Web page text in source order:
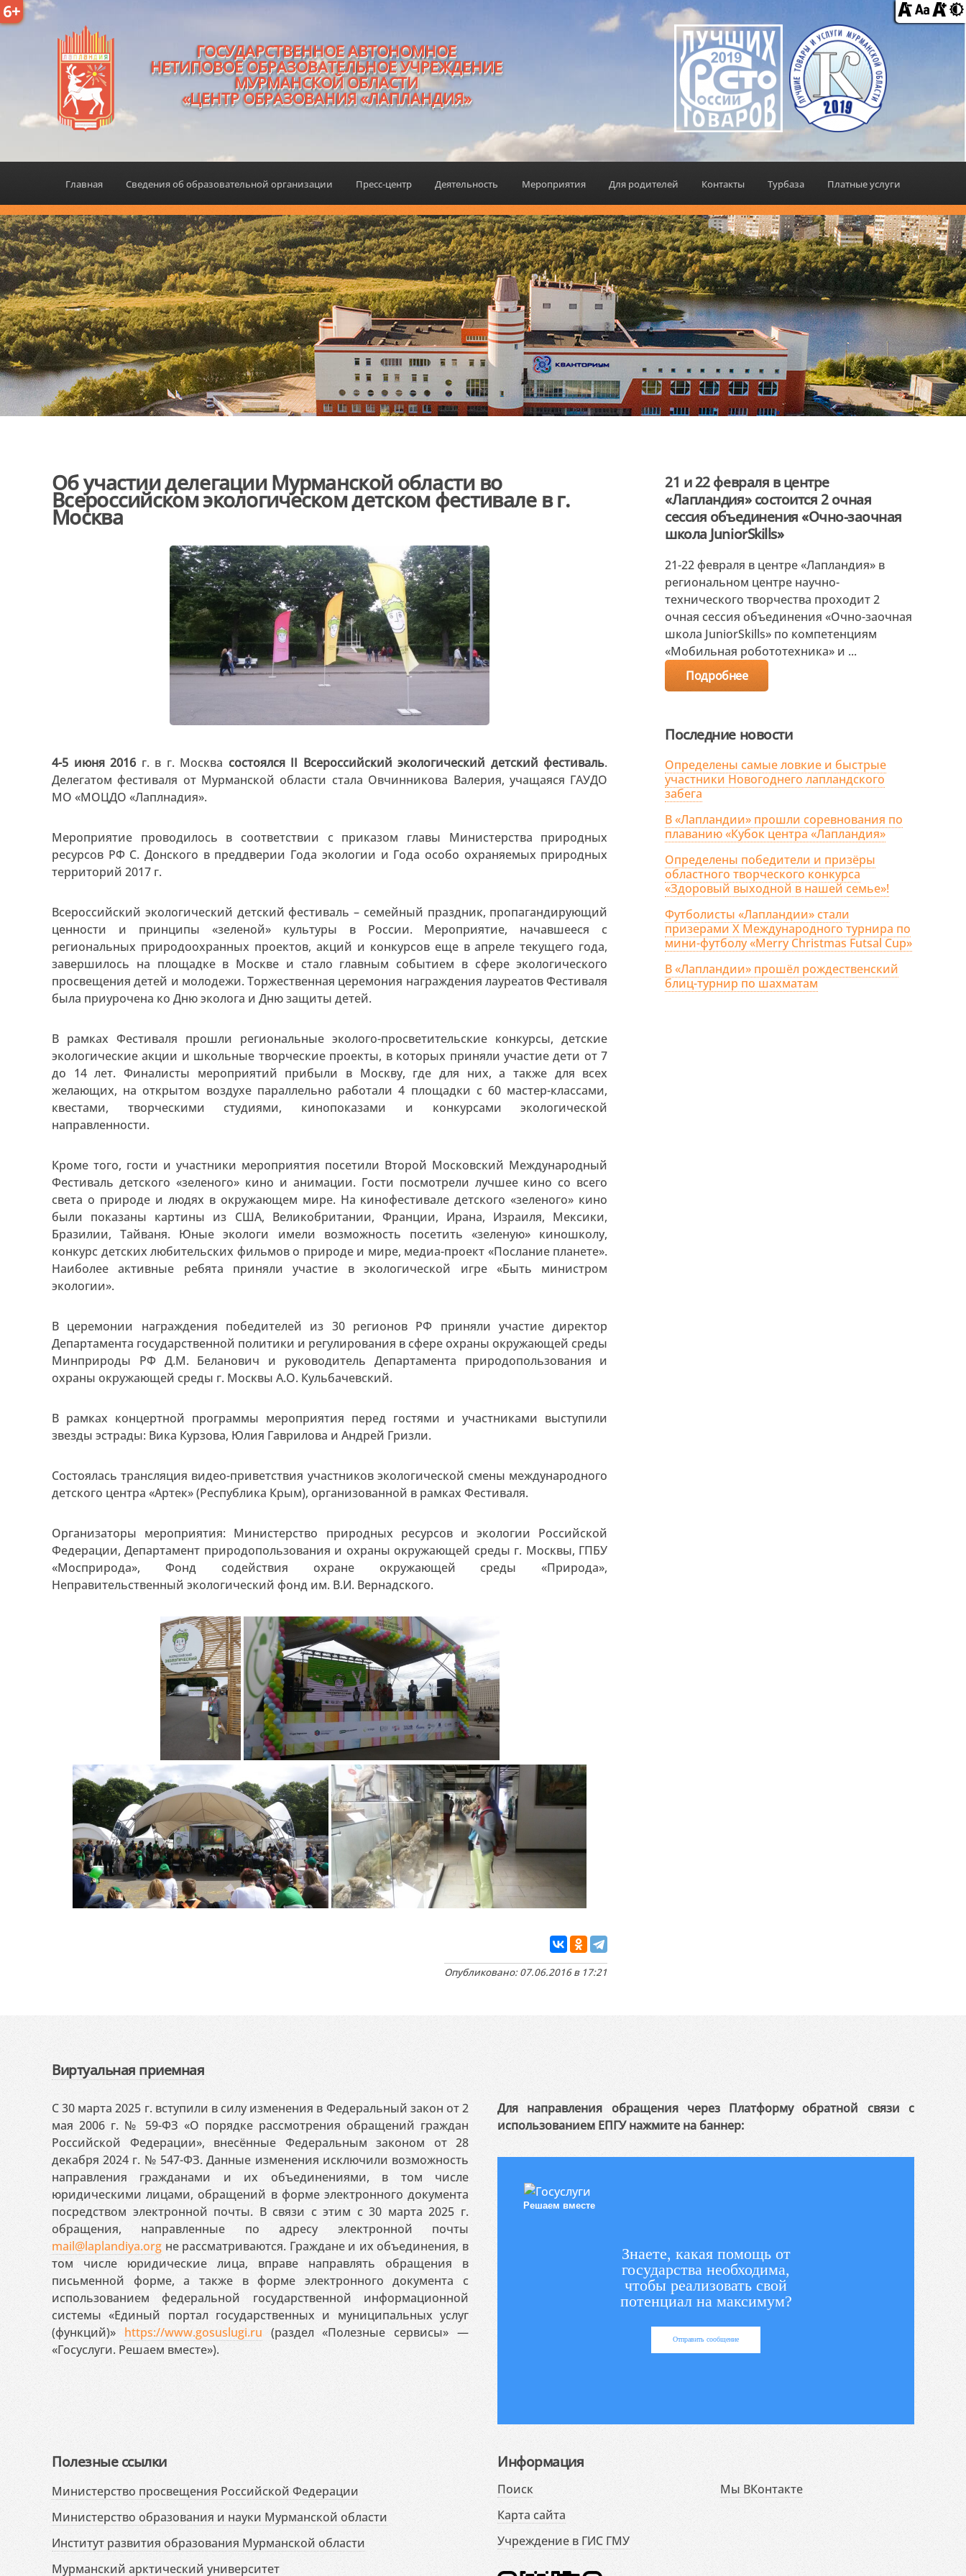
6+
ГОСУДАРСТВЕННОЕ АВТОНОМНОЕ
НЕТИПОВОЕ ОБРАЗОВАТЕЛЬНОЕ УЧРЕЖДЕНИЕ
МУРМАНСКОЙ ОБЛАСТИ
«ЦЕНТР ОБРАЗОВАНИЯ «ЛАПЛАНДИЯ»
Главная Сведения об образовательной организации Пресс-центр Деятельность Мероприятия Для родителей Контакты Турбаза Платные услуги
Об участии делегации Мурманской области во
Всероссийском экологическом детском фестивале в г.
Москва
4-5 июня 2016 г. в г. Москва состоялся II Всероссийский экологический детский фестиваль.
Делегатом фестиваля от Мурманской области стала Овчинникова Валерия, учащаяся ГАУДО
МО «МОЦДО «Лаплнадия».
Мероприятие проводилось в соответствии с приказом главы Министерства природных
ресурсов РФ С. Донского в преддверии Года экологии и Года особо охраняемых природных
территорий 2017 г.
Всероссийский экологический детский фестиваль – семейный праздник, пропагандирующий
ценности и принципы «зеленой» культуры в России. Мероприятие, начавшееся с
региональных природоохранных проектов, акций и конкурсов еще в апреле текущего года,
завершилось на площадке в Москве и стало главным событием в сфере экологического
просвещения детей и молодежи. Торжественная церемония награждения лауреатов Фестиваля
была приурочена ко Дню эколога и Дню защиты детей.
В рамках Фестиваля прошли региональные эколого-просветительские конкурсы, детские
экологические акции и школьные творческие проекты, в которых приняли участие дети от 7
до 14 лет. Финалисты мероприятий прибыли в Москву, где для них, а также для всех
желающих, на открытом воздухе параллельно работали 4 площадки с 60 мастер-классами,
квестами, творческими студиями, кинопоказами и конкурсами экологической
направленности.
Кроме того, гости и участники мероприятия посетили Второй Московский Международный
Фестиваль детского «зеленого» кино и анимации. Гости посмотрели лучшее кино со всего
света о природе и людях в окружающем мире. На кинофестивале детского «зеленого» кино
были показаны картины из США, Великобритании, Франции, Ирана, Израиля, Мексики,
Бразилии, Тайваня. Юные экологи имели возможность посетить «зеленую» киношколу,
конкурс детских любительских фильмов о природе и мире, медиа-проект «Послание планете».
Наиболее активные ребята приняли участие в экологической игре «Быть министром
экологии».
В церемонии награждения победителей из 30 регионов РФ приняли участие директор
Департамента государственной политики и регулирования в сфере охраны окружающей среды
Минприроды РФ Д.М. Беланович и руководитель Департамента природопользования и
охраны окружающей среды г. Москвы А.О. Кульбачевский.
В рамках концертной программы мероприятия перед гостями и участниками выступили
звезды эстрады: Вика Курзова, Юлия Гаврилова и Андрей Гризли.
Состоялась трансляция видео-приветствия участников экологической смены международного
детского центра «Артек» (Республика Крым), организованной в рамках Фестиваля.
Организаторы мероприятия: Министерство природных ресурсов и экологии Российской
Федерации, Департамент природопользования и охраны окружающей среды г. Москвы, ГПБУ
«Мосприрода», Фонд содействия охране окружающей среды «Природа»,
Неправительственный экологический фонд им. В.И. Вернадского.
Опубликовано: 07.06.2016 в 17:21
21 и 22 февраля в центре
«Лапландия» состоится 2 очная
сессия объединения «Очно-заочная
школа JuniorSkills»
21-22 февраля в центре «Лапландия» в
региональном центре научно-
технического творчества проходит 2
очная сессия объединения «Очно-заочная
школа JuniorSkills» по компетенциям
«Мобильная робототехника» и ...
Подробнее
Последние новости
Определены самые ловкие и быстрые
участники Новогоднего лапландского
забега
В «Лапландии» прошли соревнования по
плаванию «Кубок центра «Лапландия»
Определены победители и призёры
областного творческого конкурса
«Здоровый выходной в нашей семье»!
Футболисты «Лапландии» стали
призерами X Международного турнира по
мини-футболу «Merry Christmas Futsal Cup»
В «Лапландии» прошёл рождественский
блиц-турнир по шахматам
Виртуальная приемная
С 30 марта 2025 г. вступили в силу изменения в Федеральный закон от 2
мая 2006 г. № 59-ФЗ «О порядке рассмотрения обращений граждан
Российской Федерации», внесённые Федеральным законом от 28
декабря 2024 г. № 547-ФЗ. Данные изменения исключили возможность
направления гражданами и их объединениями, в том числе
юридическими лицами, обращений в форме электронного документа
посредством электронной почты. В связи с этим с 30 марта 2025 г.
обращения, направленные по адресу электронной почты
mail@laplandiya.org не рассматриваются. Граждане и их объединения, в
том числе юридические лица, вправе направлять обращения в
письменной форме, а также в форме электронного документа с
использованием федеральной государственной информационной
системы «Единый портал государственных и муниципальных услуг
(функций)» https://www.gosuslugi.ru (раздел «Полезные сервисы» —
«Госуслуги. Решаем вместе»).
Для направления обращения через Платформу обратной связи с
использованием ЕПГУ нажмите на баннер:
Решаем вместе
Знаете, какая помощь от
государства необходима,
чтобы реализовать свой
потенциал на максимум?
Отправить сообщение
Полезные ссылки
Министерство просвещения Российской Федерации
Министерство образования и науки Мурманской области
Институт развития образования Мурманской области
Мурманский арктический университет
Информация
Поиск
Карта сайта
Учреждение в ГИС ГМУ
Мы ВКонтакте